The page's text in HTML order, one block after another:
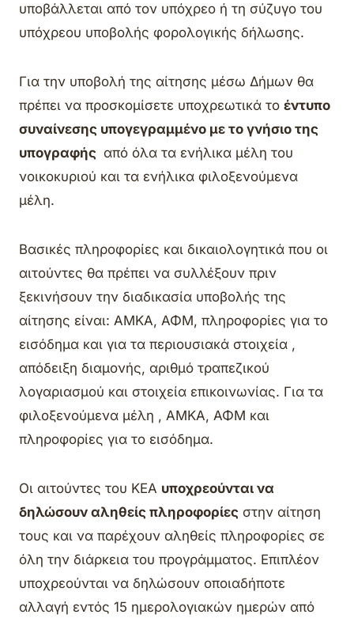
υποβάλλεται από τον υπόχρεο ή τη σύζυγο του
υπόχρεου υποβολής φορολογικής δήλωσης.
Για την υποβολή της αίτησης μέσω Δήμων θα
πρέπει να προσκομίσετε υποχρεωτικά το έντυπο
συναίνεσης υπογεγραμμένο με το γνήσιο της
υπογραφής από όλα τα ενήλικα μέλη του
νοικοκυριού και τα ενήλικα φιλοξενούμενα
μέλη.
Βασικές πληροφορίες και δικαιολογητικά που οι
αιτούντες θα πρέπει να συλλέξουν πριν
ξεκινήσουν την διαδικασία υποβολής της
αίτησης είναι: ΑΜΚΑ, ΑΦΜ, πληροφορίες για το
εισόδημα και για τα περιουσιακά στοιχεία ,
απόδειξη διαμονής, αριθμό τραπεζικού
λογαριασμού και στοιχεία επικοινωνίας. Για τα
φιλοξενούμενα μέλη , ΑΜΚΑ, ΑΦΜ και
πληροφορίες για το εισόδημα.
Οι αιτούντες του ΚΕΑ υποχρεούνται να
δηλώσουν αληθείς πληροφορίες στην αίτηση
τους και να παρέχουν αληθείς πληροφορίες σε
όλη την διάρκεια του προγράμματος. Επιπλέον
υποχρεούνται να δηλώσουν οποιαδήποτε
αλλαγή εντός 15 ημερολογιακών ημερών από